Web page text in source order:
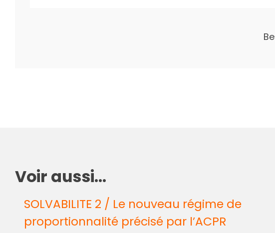
Voir aussi...
SOLVABILITE 2 / Le nouveau régime de
proportionnalité précisé par l’ACPR